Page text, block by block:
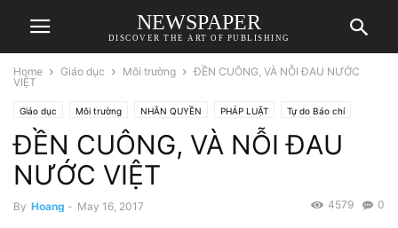
NEWSPAPER
DISCOVER THE ART OF PUBLISHING
Home Giáo dục Môi trường
ĐỀN CUÔNG, VÀ NỖI ĐAU NƯỚC
VIỆT
Giáo dục Môi trường NHÂN QUYỀN PHÁP LUẬT Tự do Báo chí
ĐỀN CUÔNG, VÀ NỖI ĐAU
NƯỚC VIỆT
By Hoang - May 16, 2017 0
4579